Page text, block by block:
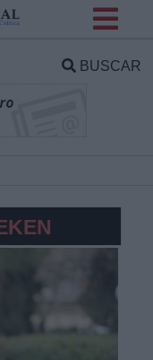
BUSCAR